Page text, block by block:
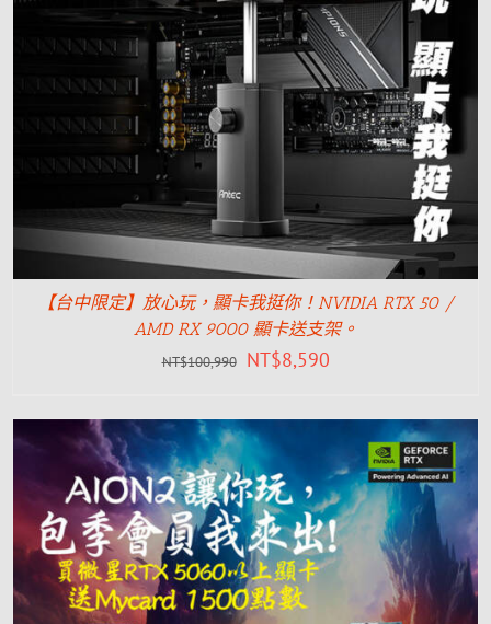
【台中限定】放心玩，顯卡我挺你！NVIDIA RTX 50 /
AMD RX 9000 顯卡送支架。
NT$100,990 NT$8,590